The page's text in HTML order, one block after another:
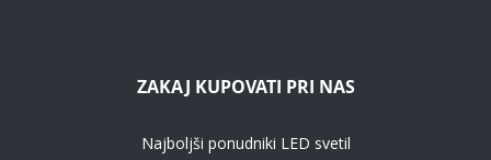
ZAKAJ KUPOVATI PRI NAS
Najboljši ponudniki LED svetil